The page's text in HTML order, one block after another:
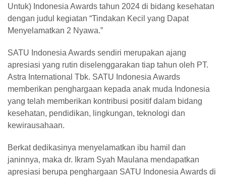
Untuk) Indonesia Awards tahun 2024 di bidang kesehatan
dengan judul kegiatan “Tindakan Kecil yang Dapat
Menyelamatkan 2 Nyawa.”
SATU Indonesia Awards sendiri merupakan ajang
apresiasi yang rutin diselenggarakan tiap tahun oleh PT.
Astra International Tbk. SATU Indonesia Awards
memberikan penghargaan kepada anak muda Indonesia
yang telah memberikan kontribusi positif dalam bidang
kesehatan, pendidikan, lingkungan, teknologi dan
kewirausahaan.
Berkat dedikasinya menyelamatkan ibu hamil dan
janinnya, maka dr. Ikram Syah Maulana mendapatkan
apresiasi berupa penghargaan SATU Indonesia Awards di